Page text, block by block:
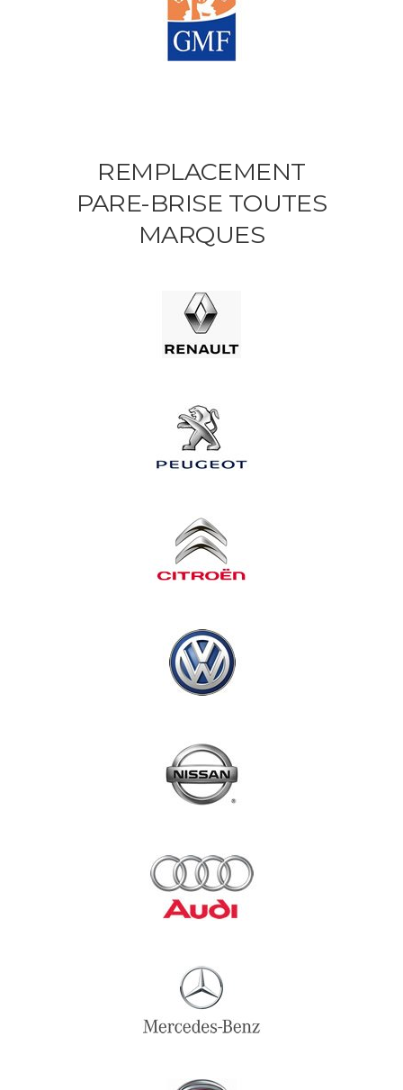
REMPLACEMENT
PARE-BRISE TOUTES
MARQUES